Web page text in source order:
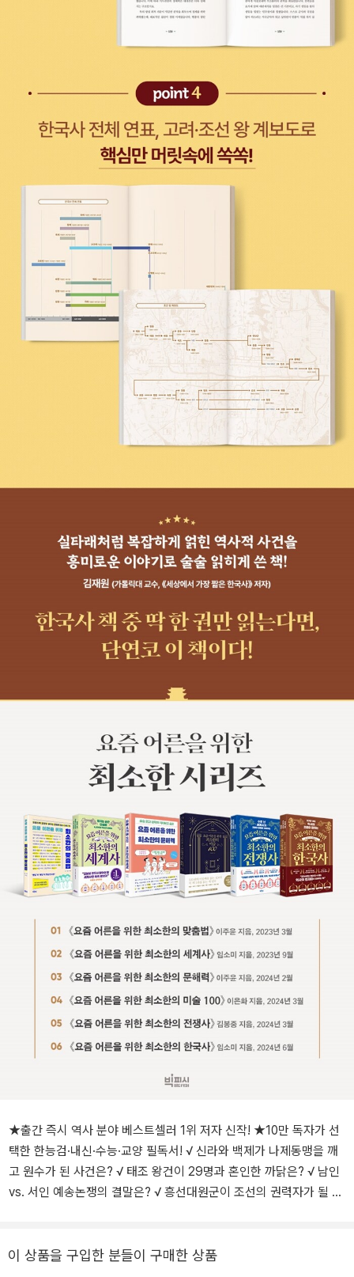
★출간 즉시 역사 분야 베스트셀러 1위 저자 신작! ★10만 독자가 선
택한 한능검·내신·수능·교양 필독서! √ 신라와 백제가 나제동맹을 깨
고 원수가 된 사건은? √ 태조 왕건이 29명과 혼인한 까닭은? √ 남인
vs. 서인 예송논쟁의 결말은? √ 흥선대원군이 조선의 권력자가 될 수
아야 하는 이유는 무엇일까? 사회생활을 하다 보면 초등학생도 아는
이 상품을 구입한 분들이 구매한 상품